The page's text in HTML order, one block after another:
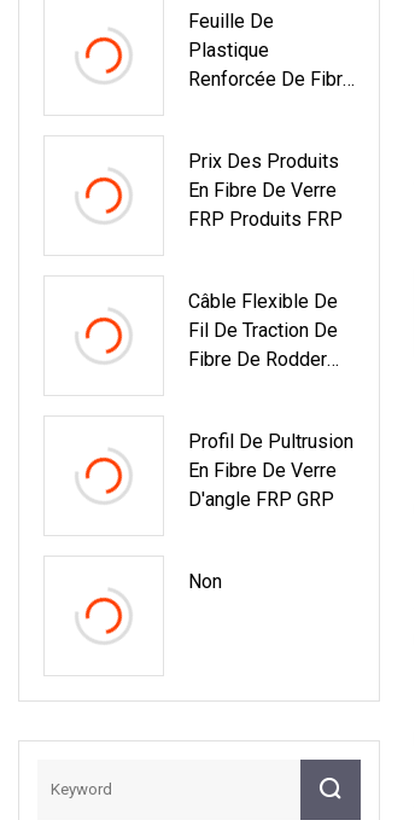
Feuille De
Plastique
Renforcée De Fibre
FRP
Prix ​​des Produits
En Fibre De Verre
FRP Produits FRP
Câble Flexible De
Fil De Traction De
Fibre De Rodder
De 14mm 200m
Pour La Tige De
Poussée
Profil De Pultrusion
En Fibre De Verre
D'angle FRP GRP
Non